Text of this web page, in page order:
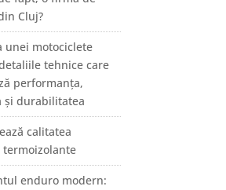
Cluj?
unei motociclete
tehnice care
performanța,
și durabilitatea
calitatea
enduro modern: